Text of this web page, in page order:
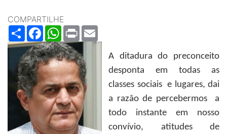
COMPARTILHE
ShareFacebookWhatsApp
Print
A ditadura do preconceito
desponta em todas as
classes sociais e lugares, dai
a razão de percebermos a
todo instante em nosso
convívio, atitudes de